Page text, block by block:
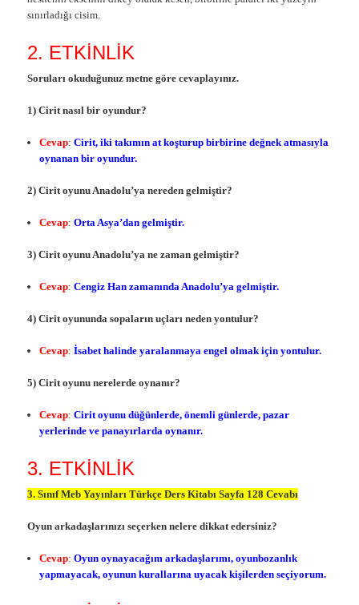
sınırladığı cisim.
2. ETKİNLİK
Soruları okuduğunuz metne göre cevaplayınız.
1) Cirit nasıl bir oyundur?
Cevap: Cirit, iki takımın at koşturup birbirine değnek atmasıyla
oynanan bir oyundur.
2) Cirit oyunu Anadolu’ya nereden gelmiştir?
Cevap:Orta Asya’dan gelmiştir.
3) Cirit oyunu Anadolu’ya ne zaman gelmiştir?
Cevap:Cengiz Han zamanında Anadolu’ya gelmiştir.
4) Cirit oyununda sopaların uçları neden yontulur?
Cevap:İsabet halinde yaralanmaya engel olmak için yontulur.
5) Cirit oyunu nerelerde oynanır?
Cevap:Cirit oyunu düğünlerde, önemli günlerde, pazar
yerlerinde ve panayırlarda oynanır.
3. ETKİNLİK
3. Sınıf Meb Yayınları Türkçe Ders Kitabı Sayfa 128 Cevabı
Oyun arkadaşlarınızı seçerken nelere dikkat edersiniz?
Cevap:Oyun oynayacağım arkadaşlarımı, oyunbozanlık
yapmayacak, oyunun kurallarına uyacak kişilerden seçiyorum.